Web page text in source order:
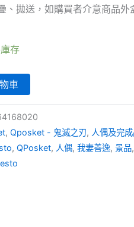
、拋送，如購買者介意商品
存
車
,Qposket - 鬼滅之刃, 人偶及完
,QPosket, 人偶,我妻善逸,景品,